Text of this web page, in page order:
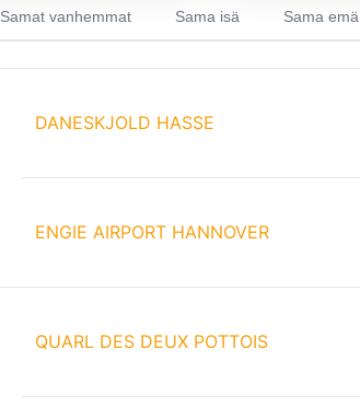
Samat vanhemmat Sama isä Sama emä
DANESKJOLD HASSE
ENGIE AIRPORT HANNOVER
QUARL DES DEUX POTTOIS